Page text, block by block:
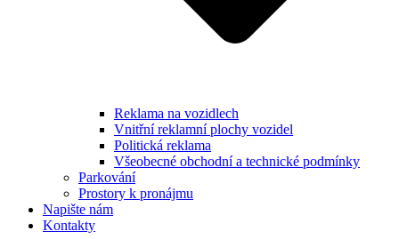
Reklama na vozidlech
Vnitřní reklamní plochy vozidel
Politická reklama
Všeobecné obchodní a technické podmínky
Parkování
Prostory k pronájmu
Napište nám
Kontakty